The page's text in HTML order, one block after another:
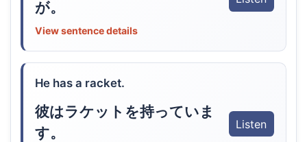
が。
View sentence details
He has a racket.
彼はラケットを持っていま
す。
Listen